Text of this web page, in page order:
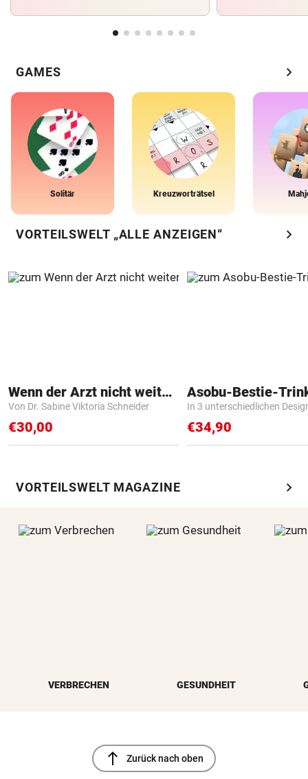
GAMES chevron_right
Solitär Kreuzworträtsel
VORTEILSWELT „ALLE ANZEIGEN“ chevron_right
Wenn der Arzt nicht weiter weiß
Von Dr. Sabine Viktoria Schneider
€30,00
Asobu-Bestie-
In 3 unterschiedlichen
€34,90
VORTEILSWELT MAGAZINE chevron_right
VERBRECHEN GESUNDHEIT
north Zurück nach oben